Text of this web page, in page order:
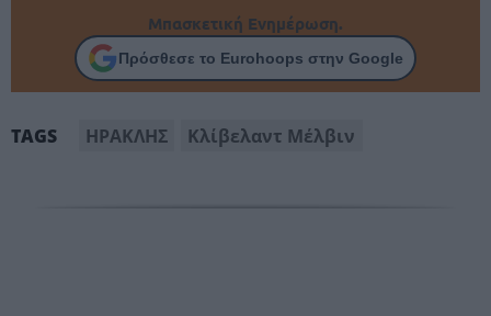
Μπασκετική Ενημέρωση.
Πρόσθεσε το Eurohoops στην Google
TAGS ΗΡΑΚΛΗΣ Κλίβελαντ Μέλβιν